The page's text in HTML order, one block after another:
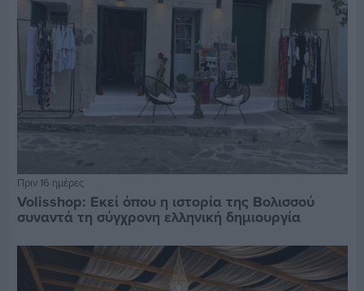
Πριν 16 ημέρες
Volisshop: Εκεί όπου η ιστορία της Βολισσού
συναντά τη σύγχρονη ελληνική δημιουργία